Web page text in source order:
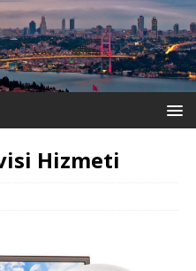
Hizmeti